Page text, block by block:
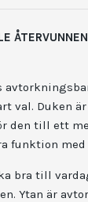
val. Duken
den till ett
funktion
bra till
Ytan är